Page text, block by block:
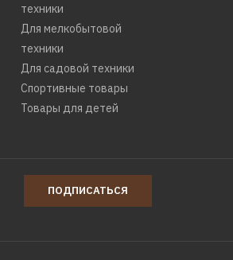
техники
Для мелкобытовой
техники
Для садовой техники
Спортивные товары
Товары для детей
ПОДПИСАТЬСЯ